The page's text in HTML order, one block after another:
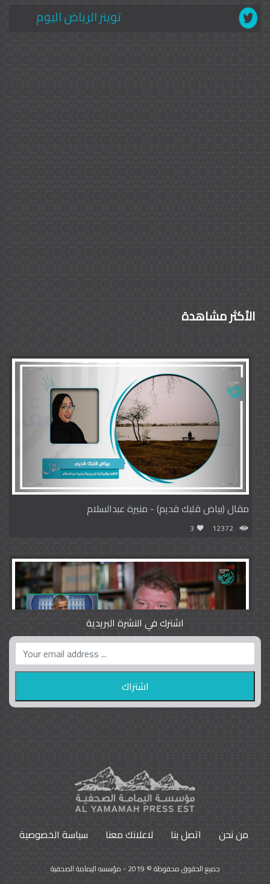
تويتر الرياض اليوم
الأكثر مشاهدة
مقال (بياض قلبك قديم) - منيرة عبدالسلام
12372
3
واشنطن بوست واللوبي المزدوج
9796
اشترك في النشرة البريدية
من نحن اتصل بنا لاعلانك معنا سياسة الخصوصية
جميع الحقوق محفوظة © 2019 - مؤسسه اليمامة الصحفية